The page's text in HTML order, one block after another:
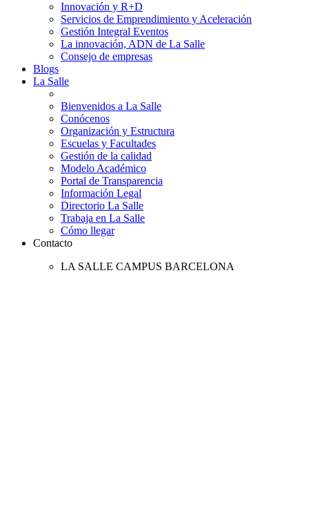
Innovación y R+D
Servicios de Emprendimiento y Aceleración
Gestión Integral Eventos
La innovación, ADN de La Salle
Consejo de empresas
Blogs
La Salle
Bienvenidos a La Salle
Conócenos
Organización y Estructura
Escuelas y Facultades
Gestión de la calidad
Modelo Académico
Portal de Transparencia
Información Legal
Directorio La Salle
Trabaja en La Salle
Cómo llegar
Contacto
LA SALLE CAMPUS BARCELONA